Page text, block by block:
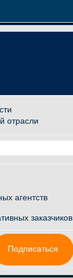
отрасли
агентств
заказчиков
Подписаться